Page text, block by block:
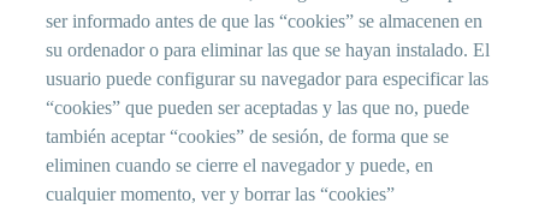
ser informado antes de que las “cookies” se almacenen en
su ordenador o para eliminar las que se hayan instalado. El
usuario puede configurar su navegador para especificar las
“cookies” que pueden ser aceptadas y las que no, puede
también aceptar “cookies” de sesión, de forma que se
eliminen cuando se cierre el navegador y puede, en
cualquier momento, ver y borrar las “cookies”